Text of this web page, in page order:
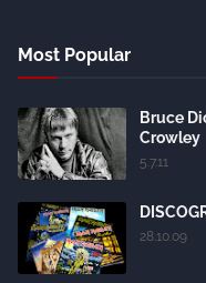
Most Popular
Bruce
Crowley
5.7.11
28.10.09